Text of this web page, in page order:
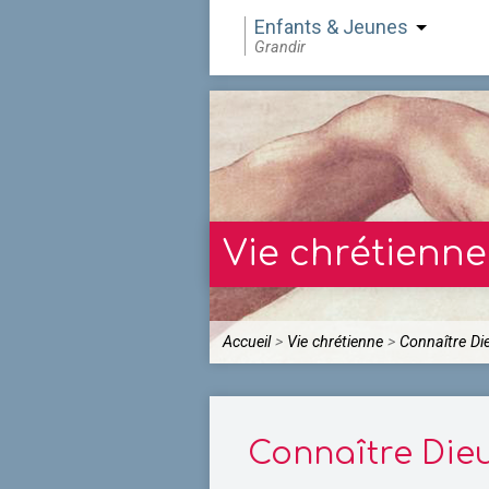
Enfants & Jeunes
Grandir
Vie chrétienne
Accueil> Vie chrétienne > Connaître
Connaître